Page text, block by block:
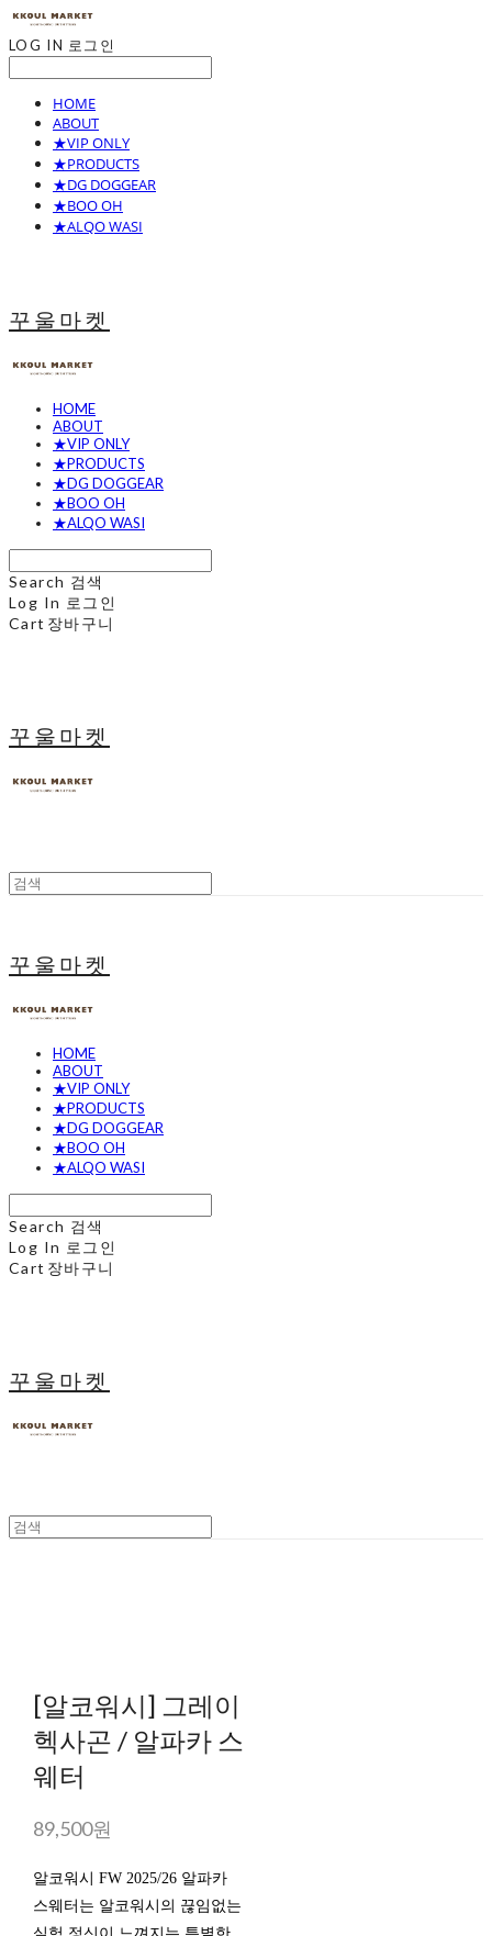
LOG IN 로그인
HOME
ABOUT
★VIP ONLY
★PRODUCTS
★DG DOGGEAR
★BOO OH
★ALQO WASI
꾸울마켓
HOME
ABOUT
★VIP ONLY
★PRODUCTS
★DG DOGGEAR
★BOO OH
★ALQO WASI
Search 검색
Log In 로그인
Cart 장바구니
꾸울마켓
꾸울마켓
HOME
ABOUT
★VIP ONLY
★PRODUCTS
★DG DOGGEAR
★BOO OH
★ALQO WASI
Search 검색
Log In 로그인
Cart 장바구니
꾸울마켓
[알코워시] 그레이
헥사곤 / 알파카 스
웨터
89,500원
알코워시 FW 2025/26 알파카
스웨터는 알코워시의 끊임없는